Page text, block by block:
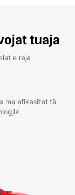
tuaja
e reja
me efikasitet të